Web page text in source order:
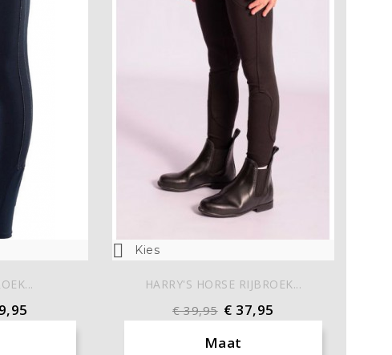
 Kies
HARRY'S HORSE RIJBROEK...
€ 39,95 € 37,95
Maat